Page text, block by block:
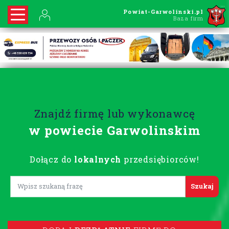
Powiat-Garwolinski.pl
Baza firm
Znajdź firmę lub wykonawcę
w powiecie Garwolinskim
Dołącz do lokalnych przedsiębiorców!
Lorem ipsum